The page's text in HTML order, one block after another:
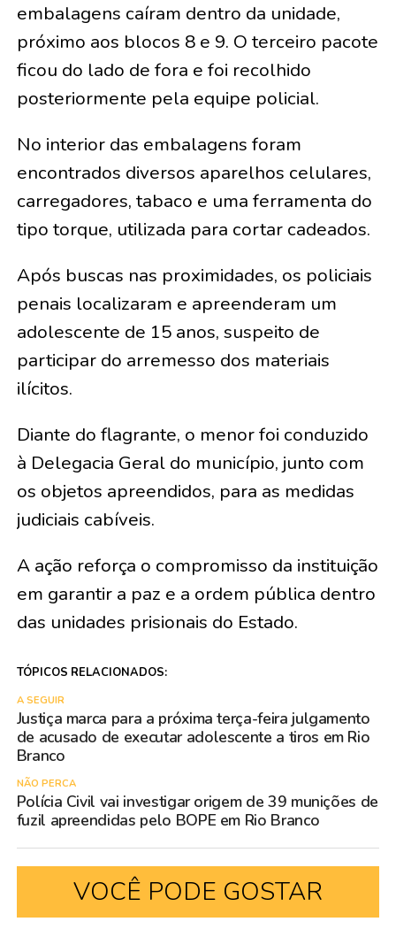
embalagens caíram dentro da unidade,
próximo aos blocos 8 e 9. O terceiro pacote
ficou do lado de fora e foi recolhido
posteriormente pela equipe policial.
No interior das embalagens foram
encontrados diversos aparelhos celulares,
carregadores, tabaco e uma ferramenta do
tipo torque, utilizada para cortar cadeados.
Após buscas nas proximidades, os policiais
penais localizaram e apreenderam um
adolescente de 15 anos, suspeito de
participar do arremesso dos materiais
ilícitos.
Diante do flagrante, o menor foi conduzido
à Delegacia Geral do município, junto com
os objetos apreendidos, para as medidas
judiciais cabíveis.
A ação reforça o compromisso da instituição
em garantir a paz e a ordem pública dentro
das unidades prisionais do Estado.
TÓPICOS RELACIONADOS:
A SEGUIR
Justiça marca para a próxima terça-feira julgamento
de acusado de executar adolescente a tiros em Rio
Branco
NÃO PERCA
Polícia Civil vai investigar origem de 39 munições de
fuzil apreendidas pelo BOPE em Rio Branco
VOCÊ PODE GOSTAR